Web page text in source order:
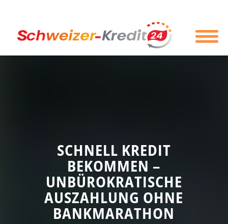
SCHNELL KREDIT
BEKOMMEN –
UNBÜROKRATISCHE
AUSZAHLUNG OHNE
BANKMARATHON